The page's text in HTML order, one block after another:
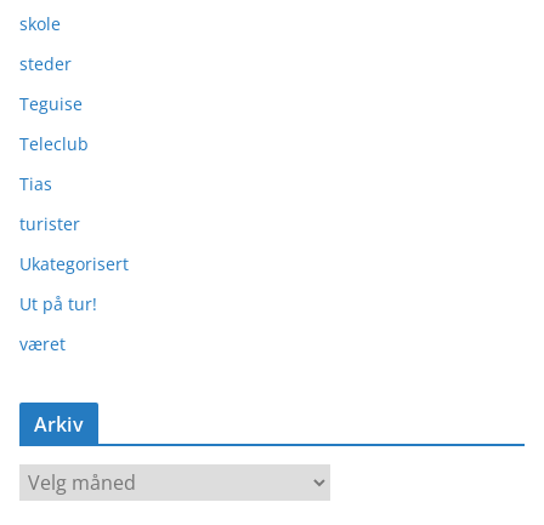
skole
steder
Teguise
Teleclub
Tias
turister
Ukategorisert
Ut på tur!
været
Arkiv
A
r